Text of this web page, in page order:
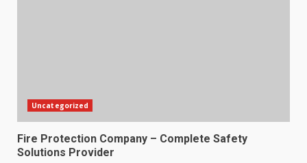
Uncategorized
Fire Protection Company – Complete Safety
Solutions Provider